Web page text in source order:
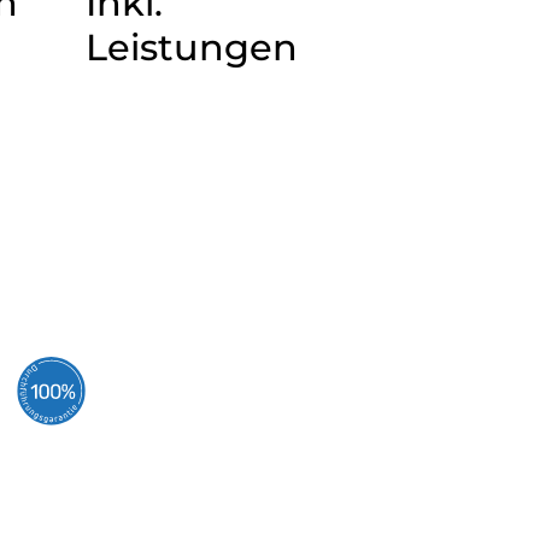
Leistungen